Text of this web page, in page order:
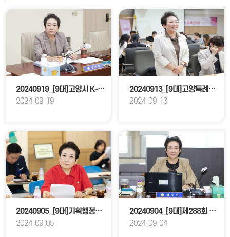
20240919_[9대]고양시 K-컬처밸리 성공적 완성을 위한 특별위원회
2024-09-19
20240913_[9대]고양특례시 학교운영위원협의회 일산지회 정책간담회
2024-09-13
20240905_[9대]기획행정위원회 현장방문
2024-09-05
20240904_[9대]제288회 고양특례시의회 임시회_기획행정위원회
2024-09-04